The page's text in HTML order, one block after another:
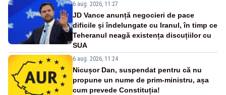
6 aug. 2026, 11:27
JD Vance anunță negocieri de pace
dificile și îndelungate cu Iranul, în timp ce
Teheranul neagă existența discuțiilor cu
SUA
6 aug. 2026, 11:24
Nicușor Dan, suspendat pentru că nu
propune un nume de prim-ministru, așa
cum prevede Constituția!